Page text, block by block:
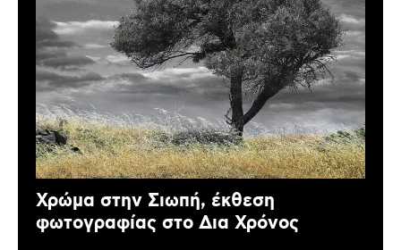
Χρώμα στην Σιωπή, έκθεση
φωτογραφίας στο Δια Χρόνος